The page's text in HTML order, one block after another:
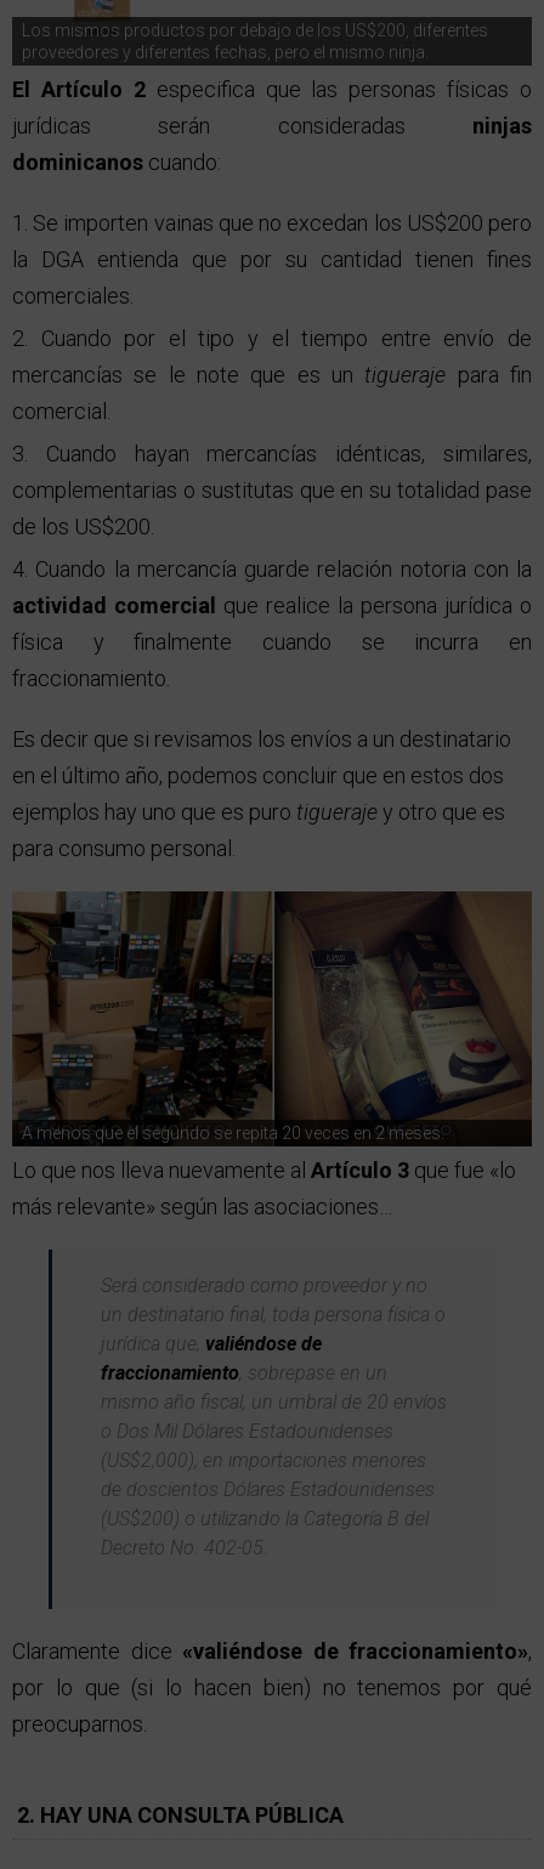
Los mismos productos por debajo de los US$200, diferentes
proveedores y diferentes fechas, pero el mismo ninja.
El Artículo 2especifica que las personas físicas o
jurídicas serán consideradas ninjas
dominicanos cuando:
Se importen vainas que no excedan los US$200 pero
la DGA entienda que por su cantidad tienen fines
comerciales.
Cuando por el tipo y el tiempo entre envío de
mercancías se le note que es un tigueraje para fin
comercial.
Cuando hayan mercancías idénticas, similares,
complementarias o sustitutas que en su totalidad pase
de los US$200.
Cuando la mercancía guarde relación notoria con la
actividad comercial
que realice la persona jurídica o
física y finalmente cuando se incurra en
fraccionamiento.
Es decir que si revisamos los envíos a un destinatario
en el último año, podemos concluir que en estos dos
ejemplos hay uno que es puro tiguerajey otro que es
para consumo personal.
A menos que el segundo se repita 20 veces en 2 meses.
Lo que nos lleva nuevamente al Artículo 3 que fue «lo
más relevante» según las asociaciones…
Será considerado como proveedor y no
un destinatario final, toda persona física o
jurídica que, valiéndose de
fraccionamiento, sobrepase en un
mismo año fiscal, un umbral de 20 envíos
o Dos Mil Dólares Estadounidenses
(US$2,000), en importaciones menores
de doscientos Dólares Estadounidenses
(US$200) o utilizando la Categoría B del
Decreto No. 402-05.
Claramente dice «valiéndose de fraccionamiento»,
por lo que (si lo hacen bien) no tenemos por qué
preocuparnos.
2. HAY UNA CONSULTA PÚBLICA